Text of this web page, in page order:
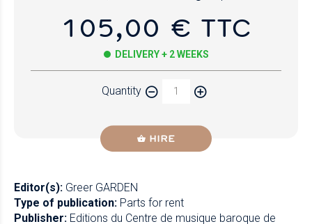
105,00 € TTC
DELIVERY + 2 WEEKS
Quantity
HIRE
Editor(s): Greer GARDEN
Type of publication: Parts for rent
Publisher: Editions du Centre de musique baroque de